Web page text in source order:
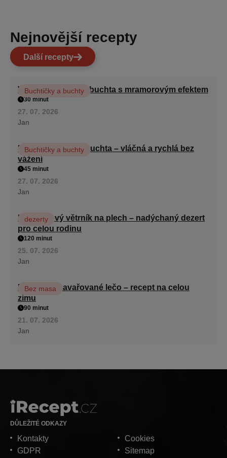
Nejnovější recepty
Další recepty
Vláčná olejová litá buchta s mramorovým efektem
Buchtičky a buchty
30 minut
27. 07. 2026
Jan
Hrnková maková buchta – vláčná a rychlá bez
vážení
Buchtičky a buchty
45 minut
27. 07. 2026
Jan
Karamelový větrník na plech – nadýchaný dezert
pro celou rodinu
dezerty
120 minut
25. 07. 2026
Jan
Babiččino zavařované lečo – recept na celou
zimu
Bez masa
90 minut
21. 07. 2026
Jan
DŮLEŽITÉ ODKAZY
Kontakty
GDPR
Cookies
Sitemap